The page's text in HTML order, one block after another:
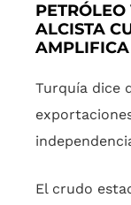
ALCISTA
AMPLIFICA
Turquía dice
El crudo